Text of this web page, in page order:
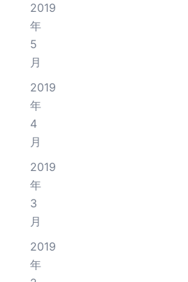
2019
年
5
月
2019
年
4
月
2019
年
3
月
2019
年